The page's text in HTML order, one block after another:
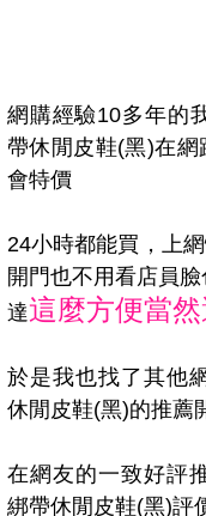
網購經驗10多年的
帶休閒皮鞋(黑)在
會特價
24小時都能買，上
開門也不用看店員
達這麼方便當
於是我也找了其他
休閒皮鞋(黑)的推薦
在網友的一致好評
綁帶休閒皮鞋(黑)評